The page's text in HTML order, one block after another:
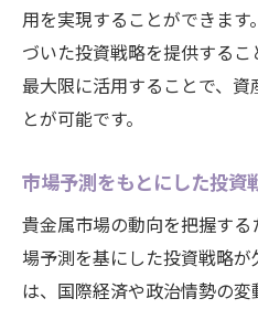
用を実現することができま
づいた投資戦略を提供する
最大限に活用することで、
とが可能です。
市場予測をもとにした投資
貴金属市場の動向を把握す
場予測を基にした投資戦略
は、国際経済や政治情勢の